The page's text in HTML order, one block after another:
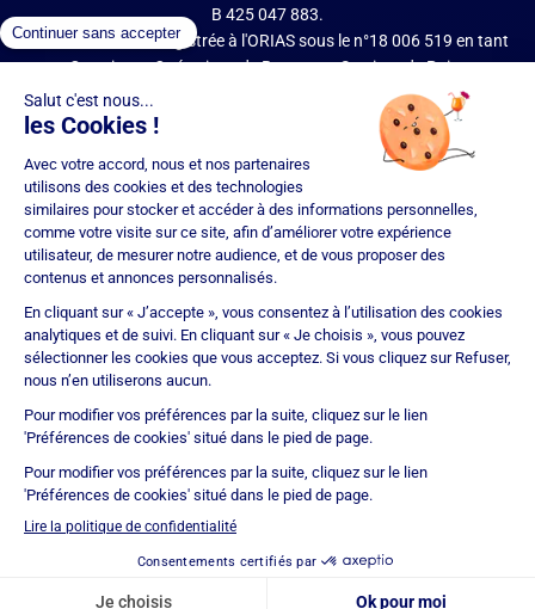
B 425 047 883.
IMMOPRÊT est enregistrée à l'ORIAS sous le n°18 006 519 en tant
que Courtier en Opérations de Banque et Services de Paiement
(COBSP), Mandataire d'intermédiaire en opérations de banque et
services de paiement (MIOBSP) de la société Partners Finances
(RCS Nancy n°404 681 496, Mandataire Non Exclusif, ORIAS n°07
036 794) pour le Regroupement de crédits et Courtier d'assurance
ou de réassurance (COA).
Société soumise au contrôle de l'Autorité de Contrôle Prudentiel et
de Résolution (ACPR – site : https://acpr.banque-france.fr/), 4
Place de Budapest – CS 92459 – 75436 Paris Cedex 09. Réseau
d'agences franchisées juridiquement et financièrement
indépendantes. IMMOPRÊT bénéficie d'une assurance
responsabilité civile professionnelle auprès de CNA Insurance
Company (police n° BFL10471901).
Immoprêt est noté 4,9/5 selon 15293 avis clients
Certification
ISO 9001